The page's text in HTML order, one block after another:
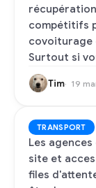
compétitifs
covoiturage
Surtout si
Tim 19
TRANSPORT
Les
site et
files